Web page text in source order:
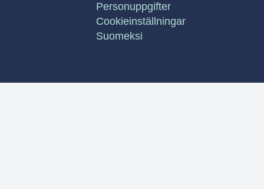
Personuppgifter
Cookieinställningar
Suomeksi